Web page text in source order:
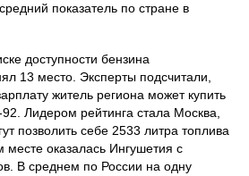
показатель по стране в
доступности бензина
13 место. Эксперты подсчитали,
житель региона может купить
Лидером рейтинга стала Москва,
позволить себе 2533 литра топлива
оказалась Ингушетия с
В среднем по России на одну